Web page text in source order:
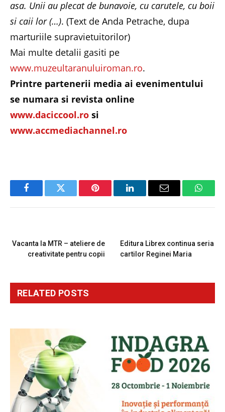
asa. Unii au plecat de bunavoie, cu carutele, cu boii
si caii lor (…). (Text de Anda Petrache, dupa
marturiile supravietuitorilor)
Mai multe detalii gasiti pe
www.muzeultaranuluiroman.ro.
Printre partenerii media ai evenimentului
se numara si revista online
www.daciccool.ro si
www.accmediachannel.ro
FacebookTwitter Pinterest LinkedInEmail
Vacanta la MTR – ateliere de
creativitate pentru copii
Editura Librex continua seria
cartilor Reginei Maria
RELATED POSTS